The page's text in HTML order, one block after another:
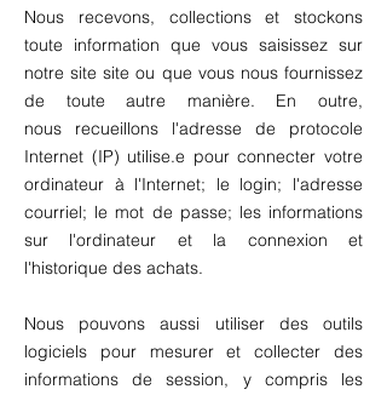
Nous recevons, collections et stockons
toute information que vous saisissez sur
notre site site ou que vous nous fournissez
de toute autre manière. En outre,
nous recueillons l'adresse de protocole
Internet (IP) utilise.e pour connecter votre
ordinateur à l'Internet; le login; l'adresse
courriel; le mot de passe; les informations
sur l'ordinateur et la connexion et
l'historique des achats.
Nous pouvons aussi utiliser des outils
logiciels pour mesurer et collecter des
informations de session, y compris les